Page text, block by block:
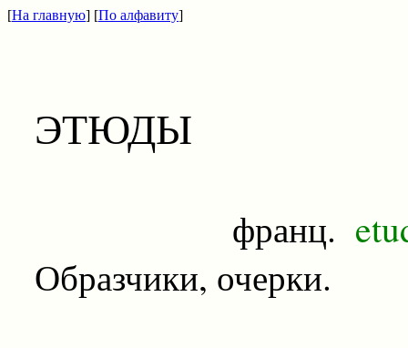
[На главную] [По алфавиту]
ЭТЮДЫ
франц.
Образчики, очерки.